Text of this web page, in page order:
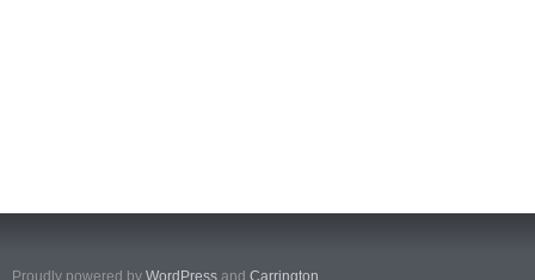
Proudly powered by WordPress and Carrington